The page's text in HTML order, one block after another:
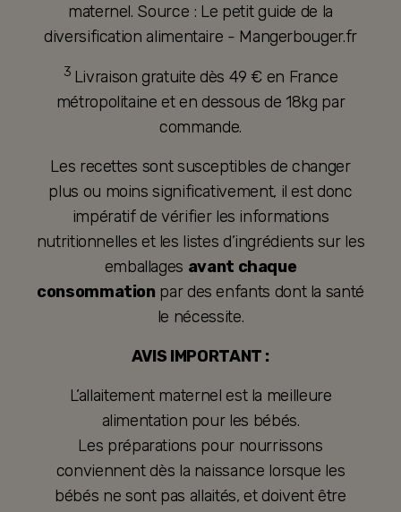
maternel. Source : Le petit guide de la
diversification alimentaire - Mangerbouger.fr
3 Livraison gratuite dès 49 € en France
métropolitaine et en dessous de 18kg par
commande.
Les recettes sont susceptibles de changer
plus ou moins significativement, il est donc
impératif de vérifier les informations
nutritionnelles et les listes d’ingrédients sur les
emballages avant chaque
consommation par des enfants dont la santé
le nécessite.
AVIS IMPORTANT :
L’allaitement maternel est la meilleure
alimentation pour les bébés.
Les préparations pour nourrissons
conviennent dès la naissance lorsque les
bébés ne sont pas allaités, et doivent être